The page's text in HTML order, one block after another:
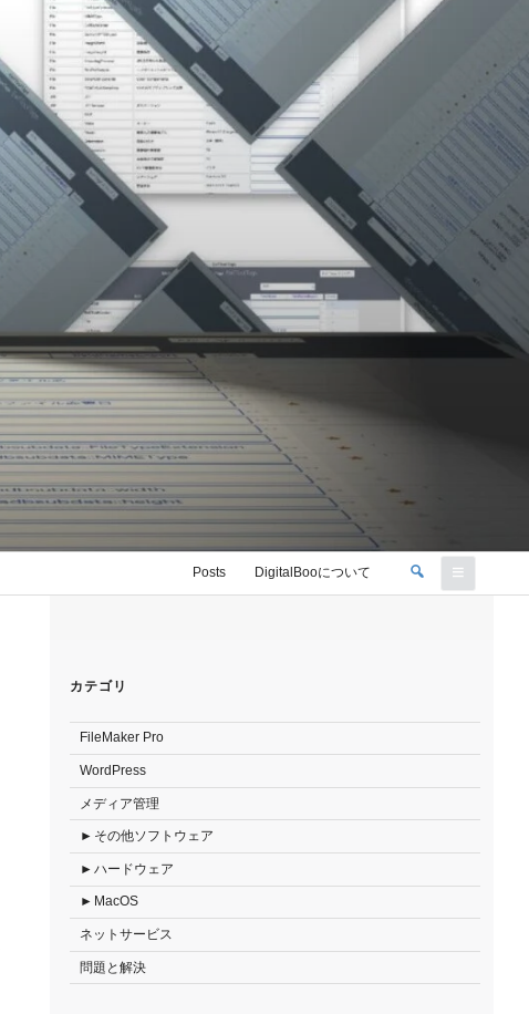
Posts
DigitalBooについて
検
検
索
カテゴリ
FileMaker Pro
WordPress
メディア管理
その他ソフトウェア
ハードウェア
MacOS
ネットサービス
問題と解決